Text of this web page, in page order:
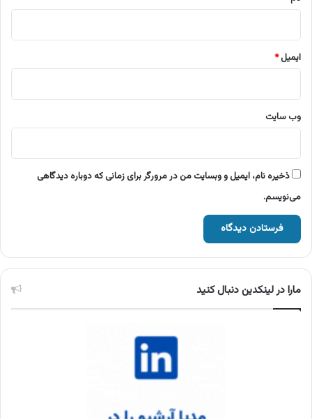
ایمیل*
وب‌ سایت
ذخیره نام، ایمیل و وبسایت من در مرورگر برای زمانی که دوباره دیدگاهی
می‌نویسم.
مارا در لینکدین دنبال کنید